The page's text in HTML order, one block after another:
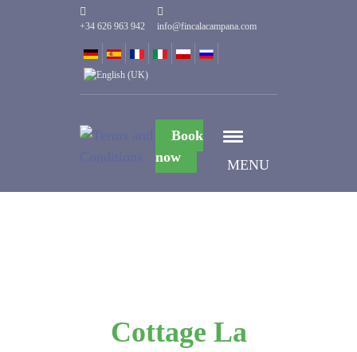
+34 626 963 942 info@fincalacampana.com
MENU
Book
now
Cottage La